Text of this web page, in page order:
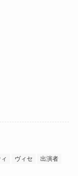
ヴィセ
出演者